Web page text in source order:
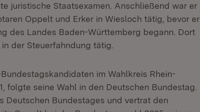
juristische Staatsexamen. Anschließend war er
Oppelt und Erker in Wiesloch tätig, bevor er
des Landes Baden-Württemberg begann. Dort
der Steuerfahndung tätig.
im Wahlkreis Rhein-
folgte seine Wahl in den Deutschen Bundestag.
Deutschen Bundestages und vertrat den